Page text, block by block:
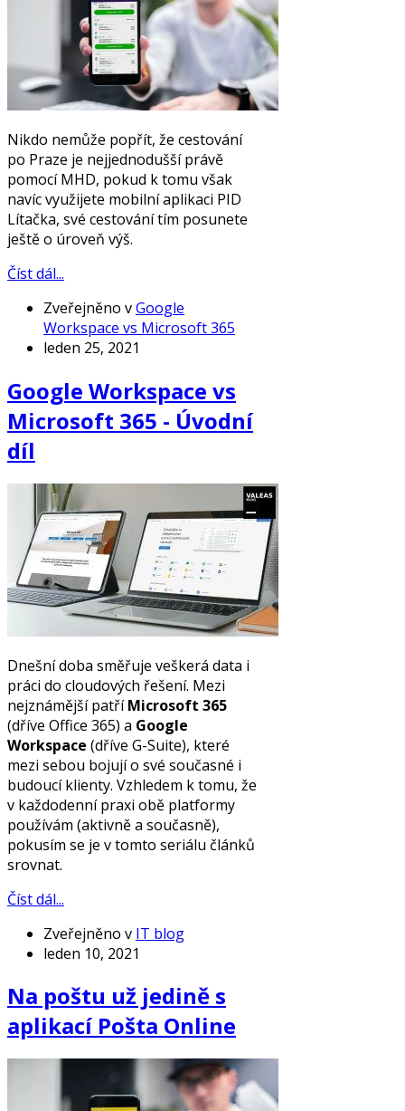
Nikdo nemůže popřít, že cestování
po Praze je nejjednodušší právě
pomocí MHD, pokud k tomu však
navíc využijete mobilní aplikaci PID
Lítačka, své cestování tím posunete
ještě o úroveň výš.
Číst dál...
Zveřejněno vGoogle
Workspace vs Microsoft 365
leden 25, 2021
Google Workspace vs
Microsoft 365 - Úvodní
díl
Dnešní doba směřuje veškerá data i
práci do cloudových řešení. Mezi
nejznámější patříMicrosoft 365
(dříve Office 365) a Google
Workspace (dříve G-Suite), které
mezi sebou bojují o své současné i
budoucí klienty. Vzhledem k tomu, že
v každodenní praxi obě platformy
používám (aktivně a současně),
pokusím se je v tomto seriálu článků
srovnat.
Číst dál...
Zveřejněno v IT blog
leden 10, 2021
Na poštu už jedině s
aplikací Pošta Online